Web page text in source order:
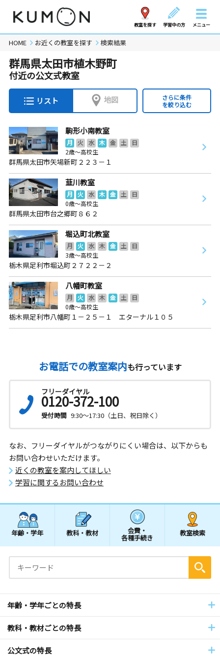
教室を探す 学習中の方 メニュー
HOME お近くの教室を探す 検索結果
群馬県太田市植木野町
付近の公文式教室
リスト 地図
さらに条件
を絞り込む
駒形小南教室
月 火 水 木 金 土
日
2歳～高校生
群馬県太田市矢場新町２２３－１
韮川教室
月 火 水 木 金 土
日
0歳～高校生
群馬県太田市台之郷町８６２
堀込町北教室
月 火 水 木 金 土
日
3歳～高校生
栃木県足利市堀込町２７２２－２
八幡町教室
月 火 水 木 金 土
日
0歳～高校生
栃木県足利市八幡町１－２５－１ エターナル１０５
お電話での教室案内も行っています
フリーダイヤル
0120-372-100
受付時間 9:30～17:30（土日、祝日除く）
なお、フリーダイヤルがつながりにくい場合は、以下からも
お問い合わせいただけます。
近くの教室を案内してほしい
学習に関するお問い合わせ
年齢・学年 教科・教材 会費・
各種手続き
教室検索
年齢・学年ごとの特長
教科・教材ごとの特長
公文式の特長